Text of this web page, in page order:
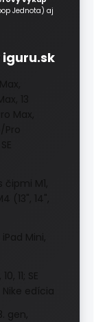
Jednota) aj
(13", 14",
Mini,
11; SE
Nike edícia
gen,